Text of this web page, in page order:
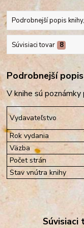
Podrobnejší popis
Súvisiaci tovar 8
Podrobnejší
V knihe sú poznámky
Vydavateľstvo
Rok vydania
Väzba
Počet strán
Stav vnútra knihy
Súvisiaci